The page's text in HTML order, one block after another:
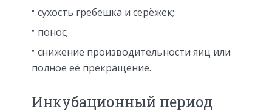
сухость гребешка и серёжек;
понос;
снижение производительности яиц или
полное её прекращение.
Инкубационный период